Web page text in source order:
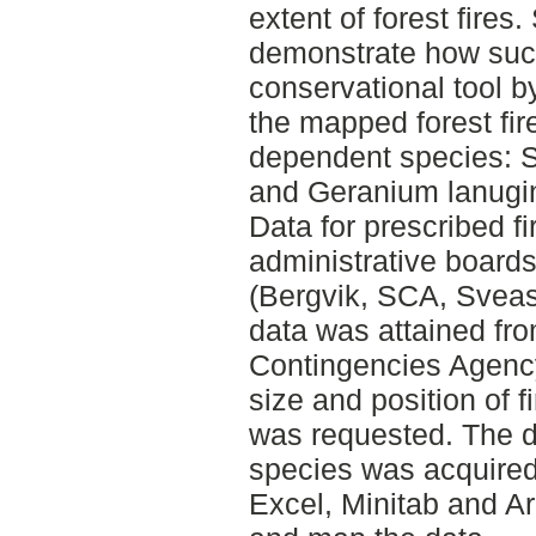
extent of forest
demonstrate how
conservational tool
the mapped forest
dependent species:
and Geranium
Data for prescribed
administrative
(Bergvik, SCA,
data was attained
Contingencies
size and position of
was requested. The
species was
Excel, Minitab and